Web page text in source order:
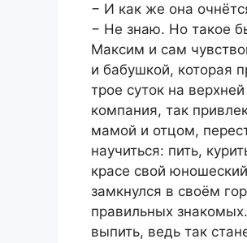
− И как же она
− Не знаю. Но такое
Максим и сам
и бабушкой, которая
трое суток на
компания, так
мамой и отцом,
научиться: пить,
красе свой
замкнулся в своём
правильных
выпить, ведь так